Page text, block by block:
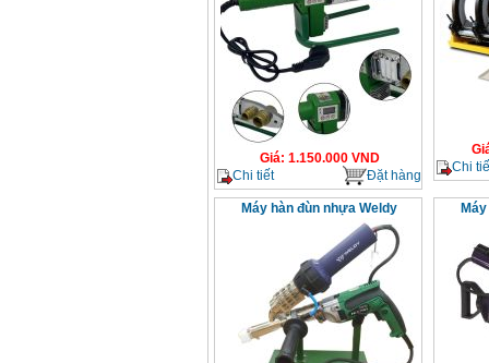
Giá: 1.150.000VND
Chi tiết
Đặt hàng
Chi
Máy hàn đùn nhựa Weldy